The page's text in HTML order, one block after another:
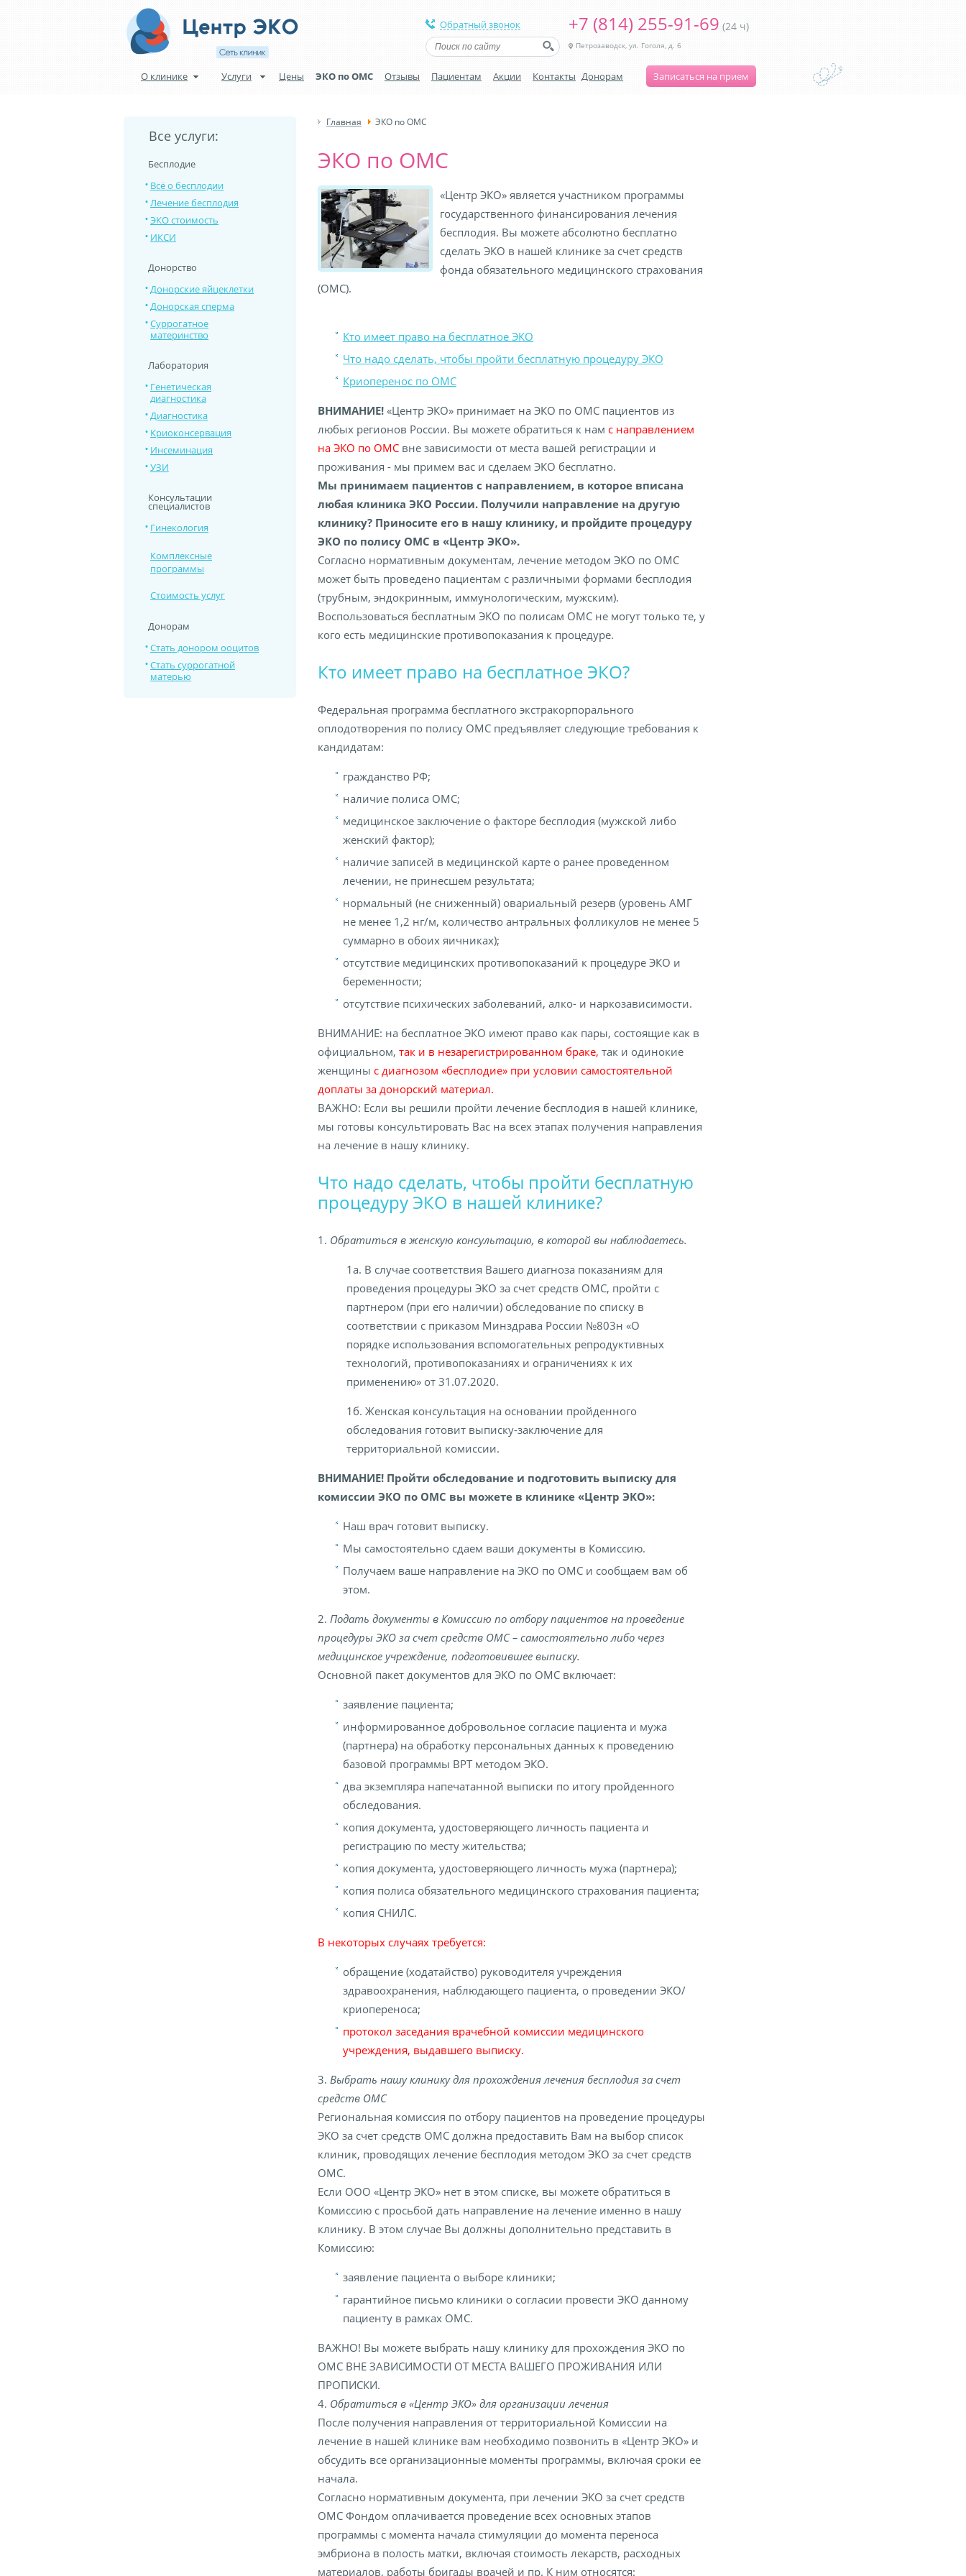
+7 (814) 255-91-69 (24 ч)
Петрозаводск, ул. Гоголя, д. 6
Обратный звонок
О клинике Услуги Цены ЭКО по ОМС Отзывы Пациентам Акции Контакты Донорам Записаться на прием
Все услуги:
Бесплодие
Всё о бесплодии
Лечение бесплодия
ЭКО стоимость
ИКСИ
Донорство
Донорские яйцеклетки
Донорская сперма
Суррогатное
материнство
Лаборатория
Генетическая
диагностика
Диагностика
Криоконсервация
Инсеминация
УЗИ
Консультации
специалистов
Гинекология
Комплексные
программы
Стоимость услуг
Донорам
Стать донором ооцитов
Стать суррогатной
матерью
Главная ЭКО по ОМС
ЭКО по ОМС
«Центр ЭКО» является участником программы
государственного финансирования лечения
бесплодия. Вы можете абсолютно бесплатно
сделать ЭКО в нашей клинике за счет средств
фонда обязательного медицинского страхования
(ОМС).
Кто имеет право на бесплатное ЭКО
Что надо сделать, чтобы пройти бесплатную процедуру ЭКО
Криоперенос по ОМС
ВНИМАНИЕ! «Центр ЭКО» принимает на ЭКО по ОМС пациентов из
любых регионов России. Вы можете обратиться к нам с направлением
на ЭКО по ОМС вне зависимости от места вашей регистрации и
проживания - мы примем вас и сделаем ЭКО бесплатно.
Мы принимаем пациентов с направлением, в которое вписана
любая клиника ЭКО России. Получили направление на другую
клинику? Приносите его в нашу клинику, и пройдите процедуру
ЭКО по полису ОМС в «Центр ЭКО».
Согласно нормативным документам, лечение методом ЭКО по ОМС
может быть проведено пациентам с различными формами бесплодия
(трубным, эндокринным, иммунологическим, мужским).
Воспользоваться бесплатным ЭКО по полисам ОМС не могут только те, у
кого есть медицинские противопоказания к процедуре.
Кто имеет право на бесплатное ЭКО?
Федеральная программа бесплатного экстракорпорального
оплодотворения по полису ОМС предъявляет следующие требования к
кандидатам:
гражданство РФ;
наличие полиса ОМС;
медицинское заключение о факторе бесплодия (мужской либо
женский фактор);
наличие записей в медицинской карте о ранее проведенном
лечении, не принесшем результата;
нормальный (не сниженный) овариальный резерв (уровень АМГ
не менее 1,2 нг/м, количество антральных фолликулов не менее 5
суммарно в обоих яичниках);
отсутствие медицинских противопоказаний к процедуре ЭКО и
беременности;
отсутствие психических заболеваний, алко- и наркозависимости.
ВНИМАНИЕ: на бесплатное ЭКО имеют право как пары, состоящие как в
официальном, так и в незарегистрированном браке, так и одинокие
женщины с диагнозом «бесплодие» при условии самостоятельной
доплаты за донорский материал.
ВАЖНО: Если вы решили пройти лечение бесплодия в нашей клинике,
мы готовы консультировать Вас на всех этапах получения направления
на лечение в нашу клинику.
Что надо сделать, чтобы пройти бесплатную
процедуру ЭКО в нашей клинике?
1. Обратиться в женскую консультацию, в которой вы наблюдаетесь.
1а. В случае соответствия Вашего диагноза показаниям для
проведения процедуры ЭКО за счет средств ОМС, пройти с
партнером (при его наличии) обследование по списку в
соответствии с приказом Минздрава России №803н «О
порядке использования вспомогательных репродуктивных
технологий, противопоказаниях и ограничениях к их
применению» от 31.07.2020.
1б. Женская консультация на основании пройденного
обследования готовит выписку-заключение для
территориальной комиссии.
ВНИМАНИЕ! Пройти обследование и подготовить выписку для
комиссии ЭКО по ОМС вы можете в клинике «Центр ЭКО»:
Наш врач готовит выписку.
Мы самостоятельно сдаем ваши документы в Комиссию.
Получаем ваше направление на ЭКО по ОМС и сообщаем вам об
этом.
2. Подать документы в Комиссию по отбору пациентов на проведение
процедуры ЭКО за счет средств ОМС – самостоятельно либо через
медицинское учреждение, подготовившее выписку.
Основной пакет документов для ЭКО по ОМС включает:
заявление пациента;
информированное добровольное согласие пациента и мужа
(партнера) на обработку персональных данных к проведению
базовой программы ВРТ методом ЭКО.
два экземпляра напечатанной выписки по итогу пройденного
обследования.
копия документа, удостоверяющего личность пациента и
регистрацию по месту жительства;
копия документа, удостоверяющего личность мужа (партнера);
копия полиса обязательного медицинского страхования пациента;
копия СНИЛС.
В некоторых случаях требуется:
обращение (ходатайство) руководителя учреждения
здравоохранения, наблюдающего пациента, о проведении ЭКО/
криопереноса;
протокол заседания врачебной комиссии медицинского
учреждения, выдавшего выписку.
3. Выбрать нашу клинику для прохождения лечения бесплодия за счет
средств ОМС
Региональная комиссия по отбору пациентов на проведение процедуры
ЭКО за счет средств ОМС должна предоставить Вам на выбор список
клиник, проводящих лечение бесплодия методом ЭКО за счет средств
ОМС.
Если ООО «Центр ЭКО» нет в этом списке, вы можете обратиться в
Комиссию с просьбой дать направление на лечение именно в нашу
клинику. В этом случае Вы должны дополнительно представить в
Комиссию:
заявление пациента о выборе клиники;
гарантийное письмо клиники о согласии провести ЭКО данному
пациенту в рамках ОМС.
ВАЖНО! Вы можете выбрать нашу клинику для прохождения ЭКО по
ОМС ВНЕ ЗАВИСИМОСТИ ОТ МЕСТА ВАШЕГО ПРОЖИВАНИЯ ИЛИ
ПРОПИСКИ.
4. Обратиться в «Центр ЭКО» для организации лечения
После получения направления от территориальной Комиссии на
лечение в нашей клинике вам необходимо позвонить в «Центр ЭКО» и
обсудить все организационные моменты программы, включая сроки ее
начала.
Согласно нормативным документа, при лечении ЭКО за счет средств
ОМС Фондом оплачивается проведение всех основных этапов
программы с момента начала стимуляции до момента переноса
эмбриона в полость матки, включая стоимость лекарств, расходных
материалов, работы бригады врачей и пр. К ним относятся: